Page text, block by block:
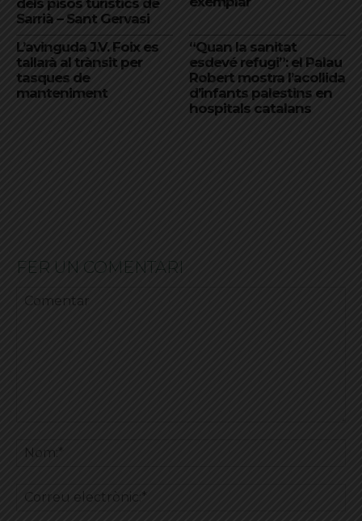
Sarrià – Sant Gervasi
L’avinguda J.V. Foix es
tallarà al trànsit per
tasques de
manteniment
“Quan la sanitat
esdevé refugi”: el Palau
Robert mostra l’acollida
d’infants palestins en
hospitals catalans
FER UN COMENTARI